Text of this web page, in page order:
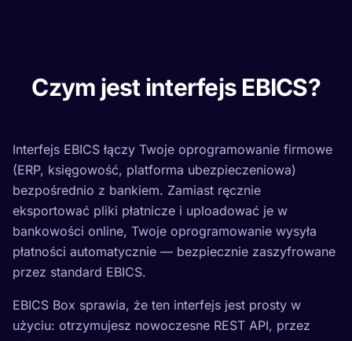
Czym jest interfejs EBICS?
Interfejs EBICS łączy Twoje oprogramowanie firmowe
(ERP, księgowość, platforma ubezpieczeniowa)
bezpośrednio z bankiem. Zamiast ręcznie
eksportować pliki płatnicze i uploadować je w
bankowości online, Twoje oprogramowanie wysyła
płatności automatycznie — bezpiecznie zaszyfrowane
przez standard EBICS.
EBICS Box sprawia, że ten interfejs jest prosty w
użyciu: otrzymujesz nowoczesne REST API, przez